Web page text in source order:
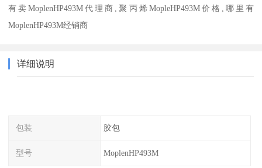
有卖MoplenHP493M代理商,聚丙烯MopleHP493M价格,哪里有
MoplenHP493M经销商
详细说明
包装 胶包
型号 MoplenHP493M